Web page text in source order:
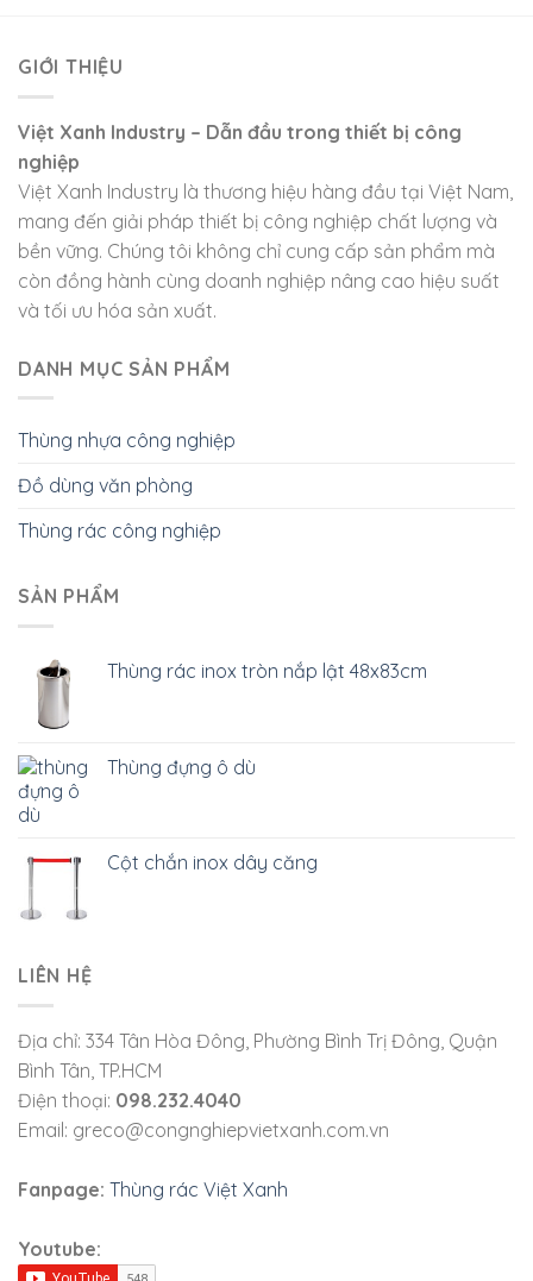
GIỚI THIỆU
Việt Xanh Industry – Dẫn đầu trong thiết bị công
nghiệp
Việt Xanh Industry là thương hiệu hàng đầu tại Việt Nam,
mang đến giải pháp thiết bị công nghiệp chất lượng và
bền vững. Chúng tôi không chỉ cung cấp sản phẩm mà
còn đồng hành cùng doanh nghiệp nâng cao hiệu suất
và tối ưu hóa sản xuất.
DANH MỤC SẢN PHẨM
Thùng nhựa công nghiệp
Đồ dùng văn phòng
Thùng rác công nghiệp
SẢN PHẨM
Thùng rác inox tròn nắp lật 48x83cm
Thùng đựng ô dù
Cột chắn inox dây căng
LIÊN HỆ
Địa chỉ: 334 Tân Hòa Đông, Phường Bình Trị Đông, Quận
Bình Tân, TP.HCM
Điện thoại: 098.232.4040
Email: greco@congnghiepvietxanh.com.vn
Fanpage: Thùng rác Việt Xanh
Youtube: